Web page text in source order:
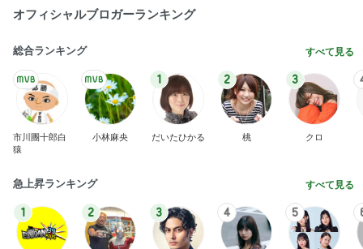
オフィシャルブロガーランキング
総合ランキング すべて見る
市川團十郎白
猿
小林麻央
1
だいたひかる
2
桃
3
クロ
急上昇ランキング すべて見る
1 2 3 4 5